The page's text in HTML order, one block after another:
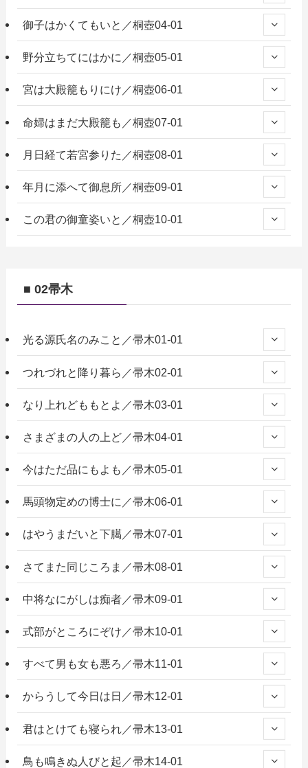
御子はかくてもいと／桐壺04-01
野分立ちてにはかに／桐壺05-01
宮は大殿籠もりにけ／桐壺06-01
命婦はまだ大殿籠も／桐壺07-01
月日経て若宮参りた／桐壺08-01
年月に添へて御息所／桐壺09-01
この君の御童姿いと／桐壺10-01
■ 02帚木
光る源氏名のみこと／帚木01-01
つれづれと降り暮ら／帚木02-01
なり上れどももとよ／帚木03-01
さまざまの人の上ど／帚木04-01
今はただ品にもよも／帚木05-01
馬頭物定めの博士に／帚木06-01
はやうまだいと下臈／帚木07-01
さてまた同じころま／帚木08-01
中将なにがしは痴者／帚木09-01
式部がところにぞけ／帚木10-01
すべて男も女も悪ろ／帚木11-01
からうして今日は日／帚木12-01
君はとけても寝られ／帚木13-01
鳥も鳴きぬ人びと起／帚木14-01